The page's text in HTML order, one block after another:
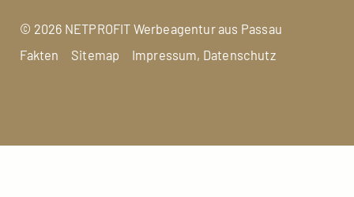
© 2026 NETPROFIT Werbeagentur aus Passau
Fakten
Sitemap Impressum, Datenschutz